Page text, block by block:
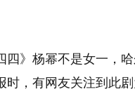
四》杨幂不是女一，
时，有网友关注到此